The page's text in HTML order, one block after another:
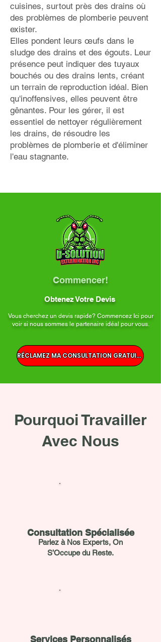
cuisines, surtout près des drains où
des problèmes de plomberie peuvent
exister.
Elles pondent leurs œufs dans le
sludge des drains et des égouts. Leur
présence peut indiquer des tuyaux
bouchés ou des drains lents, créant
un terrain de reproduction idéal. Bien
qu'inoffensives, elles peuvent être
gênantes. Pour les gérer, il est
essentiel de nettoyer régulièrement
les drains, de résoudre les
problèmes de plomberie et d'éliminer
l'eau stagnante.
Commencer!
Obtenez Votre Devis
Vous cherchez un devis rapide? Commencez Ici pour
voir si nous sommes le partenaire idéal pour vous.
RÉCLAMEZ MA CONSULTATION GRATUITE
Pourquoi Travailler
Avec Nous
Consultation Spécialisée
Parlez à Nos Experts, On
S’Occupe du Reste.
Services Personnalisés